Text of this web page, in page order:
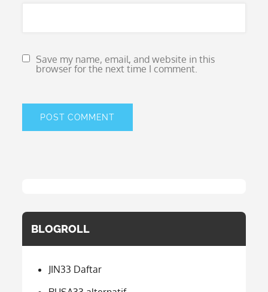
Save my name, email, and website in this
browser for the next time I comment.
BLOGROLL
JIN33 Daftar